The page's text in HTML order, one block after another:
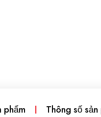
phẩm Thông số sản